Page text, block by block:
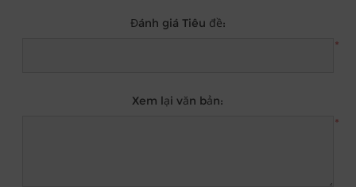
Đánh giá Tiêu đề:
*
Xem lại văn bản:
*